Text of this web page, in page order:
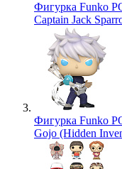
Фигурка Funko
Captain Jack
Фигурка Funko
Gojo (Hidden